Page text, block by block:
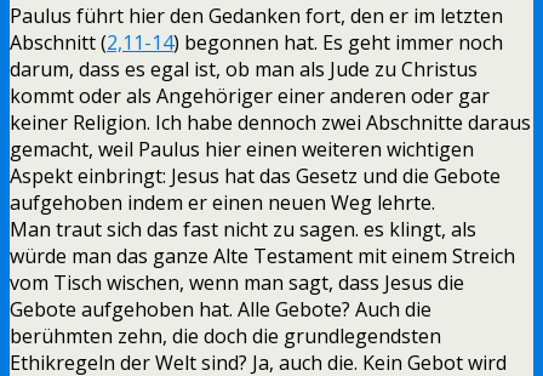
Paulus führt hier den Gedanken fort, den er im letzten
Abschnitt (2,11-14) begonnen hat. Es geht immer noch
darum, dass es egal ist, ob man als Jude zu Christus
kommt oder als Angehöriger einer anderen oder gar
keiner Religion. Ich habe dennoch zwei Abschnitte daraus
gemacht, weil Paulus hier einen weiteren wichtigen
Aspekt einbringt: Jesus hat das Gesetz und die Gebote
aufgehoben indem er einen neuen Weg lehrte.
Man traut sich das fast nicht zu sagen. es klingt, als
würde man das ganze Alte Testament mit einem Streich
vom Tisch wischen, wenn man sagt, dass Jesus die
Gebote aufgehoben hat. Alle Gebote? Auch die
berühmten zehn, die doch die grundlegendsten
Ethikregeln der Welt sind? Ja, auch die. Kein Gebot wird